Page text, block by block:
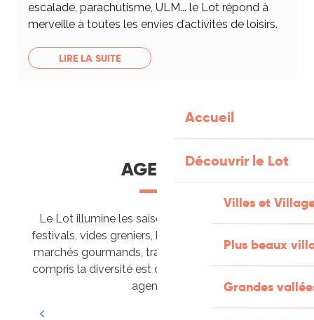
Accueil
Découvrir le Lot
Villes et
Plus beaux
Grandes
escalade, parachutisme, ULM... le Lot répond à
merveille à toutes les envies d’activités de loisirs.
LIRE LA SUITE
AGENDA
Le Lot illumine les saisons de ses animations :
festivals, vides greniers, brocantes, fêtes votives,
marchés gourmands, trails sportifs… Vous l’aurez
compris la diversité est de mise, alors tous à vos
agendas !